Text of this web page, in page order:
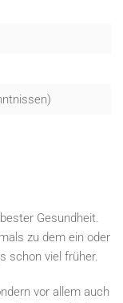
Gesundheit.
zu dem ein oder
schon viel früher.
vor allem auch